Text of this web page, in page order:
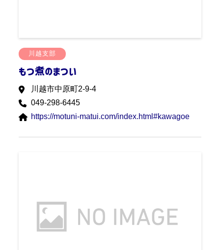
川越支部
もつ煮のまつい
川越市中原町2-9-4
049-298-6445
https://motuni-matui.com/index.html#kawagoe